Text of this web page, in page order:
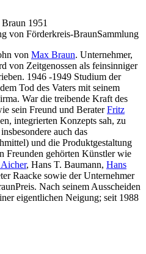
1951
von Förderkreis-BraunSammlung
von Max Braun. Unternehmer,
von Zeitgenossen als feinsinniger
1946 -1949 Studium der
Tod des Vaters mit seinem
War die treibende Kraft des
sein Freund und BeraterFritz
integrierten Konzepts sah, zu
auch das
und die Produktgestaltung
Freunden gehörten Künstler wie
, Hans T. Baumann, Hans
Raacke sowie der Unternehmer
Nach seinem Ausscheiden
eigentlichen Neigung; seit 1988